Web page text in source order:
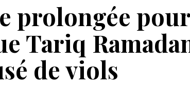
prolongée pour
Tariq
de viols